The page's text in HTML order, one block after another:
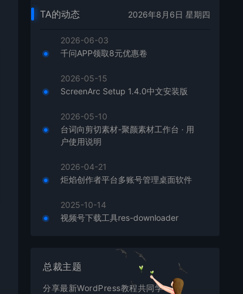
TA的动态 2026年8月6日 星期四
2026-06-03
千问APP领取8元优惠卷
2026-05-15
ScreenArc Setup 1.4.0中文安装版
2026-05-10
台词向剪切素材-聚颜素材工作台 · 用
户使用说明
2026-04-21
炬焰创作者平台多账号管理桌面软件
2025-10-14
视频号下载工具res-downloader
总裁主题
分享最新WordPress教程共同学